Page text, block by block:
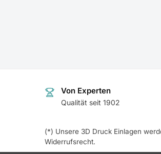
Von Experten
Qualität seit 1902
(*) Unsere 3D Druck Einlagen
Widerrufsrecht.